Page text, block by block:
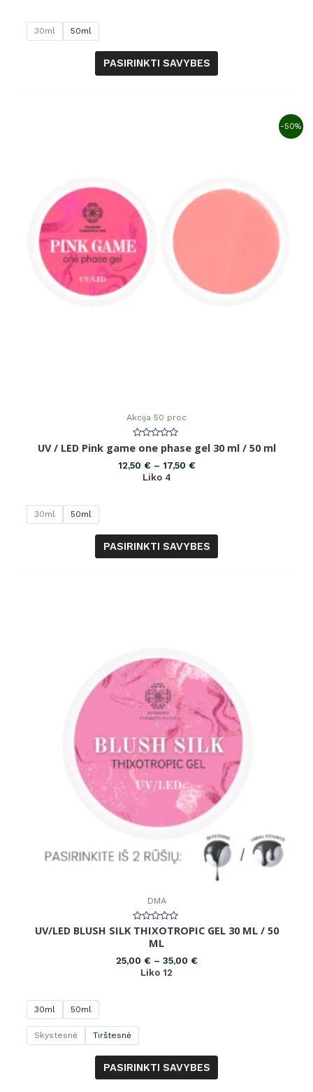
30ml 50ml
PASIRINKTI SAVYBES
-50%
Akcija 50 proc
Įvertinimas:
0
iš
5
UV / LED Pink game one phase gel 30 ml / 50 ml
12,50 €– 17,50 €
Liko 4
30ml 50ml
PASIRINKTI SAVYBES
DMA
Įvertinimas:
0
UV/LED BLUSH SILK THIXOTROPIC GEL 30 ML / 50
ML
25,00 €– 35,00 €
Liko 12
30ml 50ml
Skystesnė Tirštesnė
PASIRINKTI SAVYBES